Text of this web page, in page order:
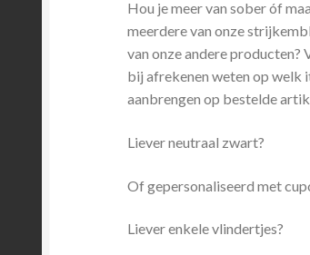
Hou je meer van sober óf
meerdere van onze
van onze andere producten?
bij afrekenen weten op welk
aanbrengen op bestelde
Liever neutraal zwart?
Of gepersonaliseerd met
Liever enkele vlindertjes?